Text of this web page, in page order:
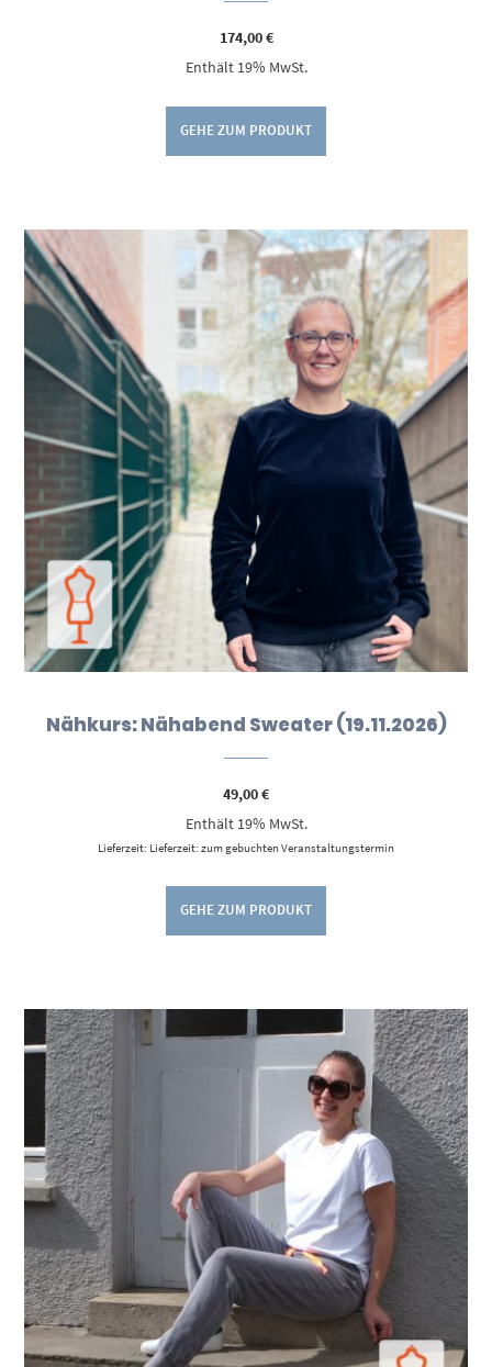
174,00€
Enthält 19% MwSt.
GEHE ZUM PRODUKT
Nähkurs: Nähabend Sweater (19.11.2026)
49,00€
Enthält 19% MwSt.
Lieferzeit: Lieferzeit: zum gebuchten Veranstaltungstermin
GEHE ZUM PRODUKT